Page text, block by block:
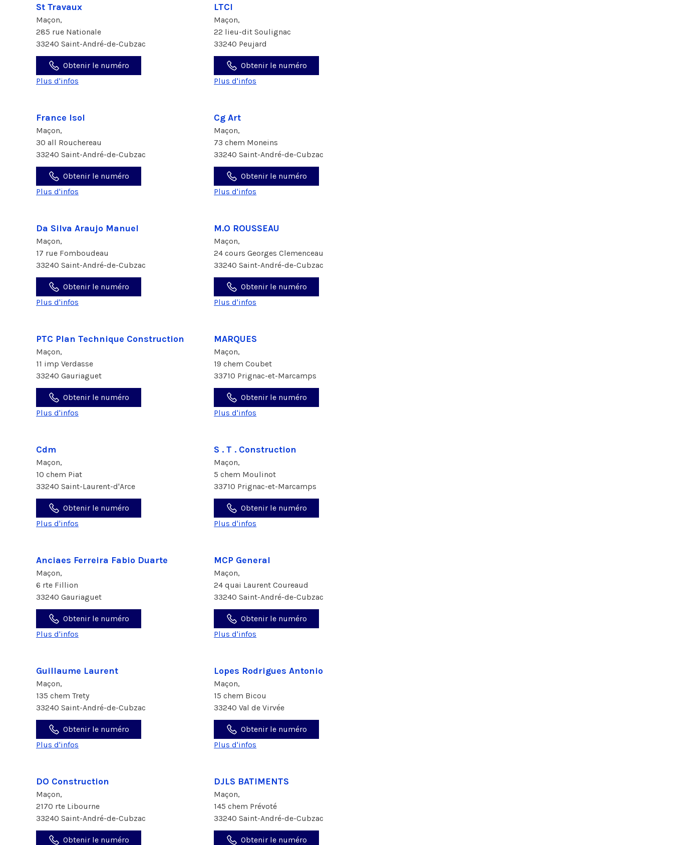
St Travaux
Maçon,
285 rue Nationale
33240 Saint-André-de-Cubzac
Obtenir le numéro
Plus d'infos
LTCI
Maçon,
22 lieu-dit Soulignac
33240 Peujard
Obtenir le numéro
Plus d'infos
France Isol
Maçon,
30 all Rouchereau
33240 Saint-André-de-Cubzac
Obtenir le numéro
Plus d'infos
Cg Art
Maçon,
73 chem Moneins
33240 Saint-André-de-Cubzac
Obtenir le numéro
Plus d'infos
Da Silva Araujo Manuel
Maçon,
17 rue Fomboudeau
33240 Saint-André-de-Cubzac
Obtenir le numéro
Plus d'infos
M.O ROUSSEAU
Maçon,
24 cours Georges Clemenceau
33240 Saint-André-de-Cubzac
Obtenir le numéro
Plus d'infos
PTC Plan Technique Construction
Maçon,
11 imp Verdasse
33240 Gauriaguet
Obtenir le numéro
Plus d'infos
MARQUES
Maçon,
19 chem Coubet
33710 Prignac-et-Marcamps
Obtenir le numéro
Plus d'infos
Cdm
Maçon,
10 chem Piat
33240 Saint-Laurent-d'Arce
Obtenir le numéro
Plus d'infos
S . T . Construction
Maçon,
5 chem Moulinot
33710 Prignac-et-Marcamps
Obtenir le numéro
Plus d'infos
Anciaes Ferreira Fabio Duarte
Maçon,
6 rte Fillion
33240 Gauriaguet
Obtenir le numéro
Plus d'infos
MCP General
Maçon,
24 quai Laurent Coureaud
33240 Saint-André-de-Cubzac
Obtenir le numéro
Plus d'infos
Guillaume Laurent
Maçon,
135 chem Trety
33240 Saint-André-de-Cubzac
Obtenir le numéro
Plus d'infos
Lopes Rodrigues Antonio
Maçon,
15 chem Bicou
33240 Val de Virvée
Obtenir le numéro
Plus d'infos
DO Construction
Maçon,
2170 rte Libourne
33240 Saint-André-de-Cubzac
Obtenir le numéro
DJLS BATIMENTS
Maçon,
145 chem Prévoté
33240 Saint-André-de-Cubzac
Obtenir le numéro